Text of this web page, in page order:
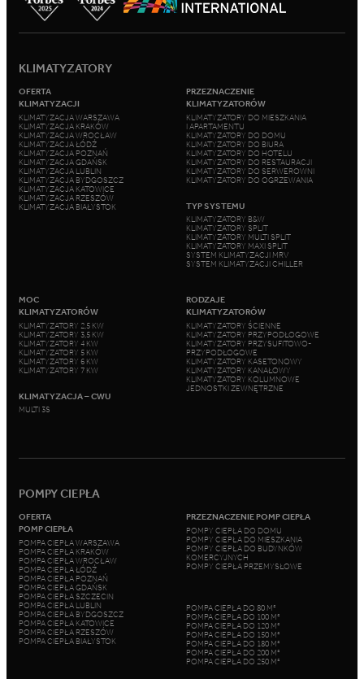
KLIMATYZATORY
OFERTA
KLIMATYZACJI
KLIMATYZACJA WARSZAWA
KLIMATYZACJA KRAKÓW
KLIMATYZACJA WROCŁAW
KLIMATYZACJA ŁÓDŹ
KLIMATYZACJA POZNAŃ
KLIMATYZACJA GDAŃSK
KLIMATYZACJA LUBLIN
KLIMATYZACJA BYDGOSZCZ
KLIMATYZACJA KATOWICE
KLIMATYZACJA RZESZÓW
KLIMATYZACJA BIAŁYSTOK
PRZEZNACZENIE
KLIMATYZATORÓW
KLIMATYZATORY DO MIESZKANIA
I APARTAMENTU
KLIMATYZATORY DO DOMU
KLIMATYZATORY DO BIURA
KLIMATYZATORY DO HOTELU
KLIMATYZATORY DO RESTAURACJI
KLIMATYZATORY DO SERWEROWNI
KLIMATYZATORY DO OGRZEWANIA
TYP SYSTEMU
KLIMATYZATORY B&W
KLIMATYZATORY SPLIT
KLIMATYZATORY MULTI SPLIT
KLIMATYZATORY MAXI SPLIT
SYSTEM KLIMATYZACJI MRV
SYSTEM KLIMATYZACJI CHILLER
MOC
KLIMATYZATORÓW
KLIMATYZATORY 2,5 KW
KLIMATYZATORY 3,5 KW
KLIMATYZATORY 4 KW
KLIMATYZATORY 5 KW
KLIMATYZATORY 6 KW
KLIMATYZATORY 7 KW
KLIMATYZACJA – CWU
MULTI 3S
RODZAJE
KLIMATYZATORÓW
KLIMATYZATORY ŚCIENNE
KLIMATYZATORY PRZYPODŁOGOWE
KLIMATYZATORY PRZYSUFITOWO-
PRZYPODŁOGOWE
KLIMATYZATORY KASETONOWY
KLIMATYZATORY KANAŁOWY
KLIMATYZATORY KOLUMNOWE
JEDNOSTKI ZEWNĘTRZNE
POMPY CIEPŁA
OFERTA
POMP CIEPŁA
POMPA CIEPŁA WARSZAWA
POMPA CIEPŁA KRAKÓW
POMPA CIEPŁA WROCŁAW
POMPA CIEPŁA ŁÓDŹ
POMPA CIEPŁA POZNAŃ
POMPA CIEPŁA GDAŃSK
POMPA CIEPŁA SZCZECIN
POMPA CIEPŁA LUBLIN
POMPA CIEPŁA BYDGOSZCZ
POMPA CIEPŁA KATOWICE
POMPA CIEPŁA RZESZÓW
POMPA CIEPŁA BIAŁYSTOK
PRZEZNACZENIE POMP CIEPŁA
POMPY CIEPŁA DO DOMU
POMPY CIEPŁA DO MIESZKANIA
POMPY CIEPŁA DO BUDYNKÓW
KOMERCYJNYCH
POMPY CIEPŁA PRZEMYSŁOWE
POMPA CIEPŁA DO 80 M²
POMPA CIEPŁA DO 100 M²
POMPA CIEPŁA DO 120 M²
POMPA CIEPŁA DO 150 M²
POMPA CIEPŁA DO 180 M²
POMPA CIEPŁA DO 200 M²
POMPA CIEPŁA DO 250 M²